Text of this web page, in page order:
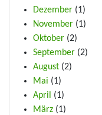
Dezember (1)
November (1)
Oktober (2)
September (2)
August (2)
Mai (1)
April
(1)
März (1)